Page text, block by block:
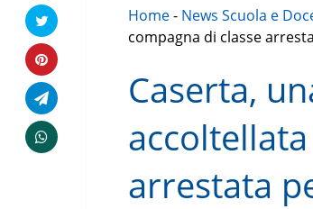
Home- News Scuola e
compagna di classe
Caserta,
arrestata